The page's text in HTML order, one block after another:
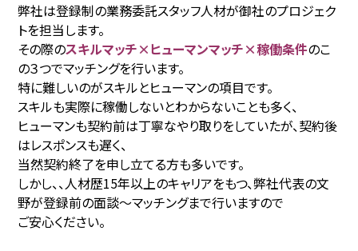
弊社は登録制の業務委託スタッフ人材が御社のプロジェク
トを担当します。
その際のスキルマッチ×ヒューマンマッチ×稼働条件のこ
の３つでマッチングを行います。
特に難しいのがスキルとヒューマンの項目です。
スキルも実際に稼働しないとわからないことも多く、
ヒューマンも契約前は丁寧なやり取りをしていたが、契約後
はレスポンスも遅く、
当然契約終了を申し立てる方も多いです。
しかし、、人材歴15年以上のキャリアをもつ、弊社代表の文
野が登録前の面談〜マッチングまで行いますので
ご安心ください。